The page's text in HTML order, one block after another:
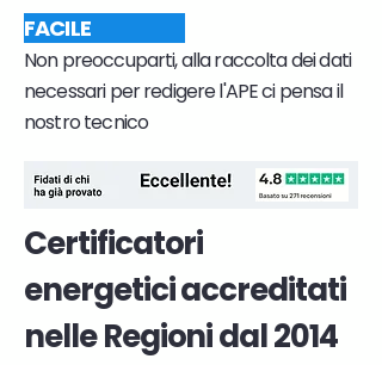
FACILE
Non preoccuparti, alla raccolta dei dati
necessari per redigere l'APE ci pensa il
nostro tecnico
Certificatori
energetici accreditati
nelle Regioni dal 2014